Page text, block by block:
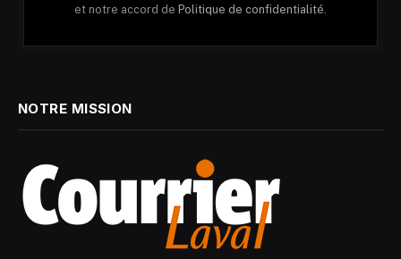
et notre accord de Politique de confidentialité.
NOTRE MISSION